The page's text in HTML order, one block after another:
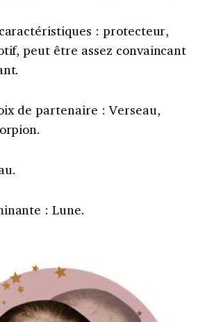
: protecteur,
peut être assez convaincant
de partenaire : Verseau,
: Lune.